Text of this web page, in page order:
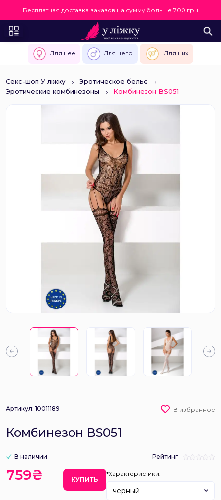
Бесплатная доставка заказов на сумму больше 700 грн
Для нее Для него Для них
Секс-шоп У ліжку
Эротическое белье
Эротические комбинезоны
Комбинезон BS051
Артикул: 10011189 В избранное
Комбинезон BS051
В наличии Рейтинг
759₴ КУПИТЬ
*Характеристики:
черный